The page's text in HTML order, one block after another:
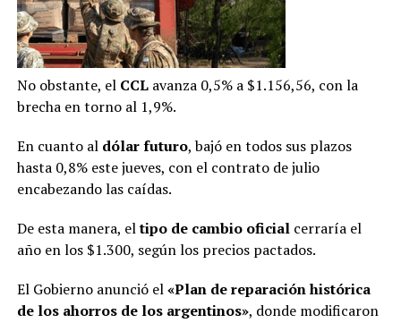
No obstante, el CCLavanza 0,5% a $1.156,56, con la
brecha en torno al 1,9%.
En cuanto al dólar futuro, bajó en todos sus plazos
hasta 0,8% este jueves, con el contrato de julio
encabezando las caídas.
De esta manera, eltipo de cambio oficialcerraría el
año en los $1.300, según los precios pactados.
El Gobierno anunció el«Plan de reparación histórica
de los ahorros de los argentinos», donde modificaron